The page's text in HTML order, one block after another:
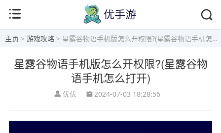
主页 > 游戏攻略 > 星露谷物语手机版怎么开权限?(星露谷物语手机怎么打开)
星露谷物语手机版怎么开权限?(星露谷物
语手机怎么打开)
优优 2024-07-03 18:28:56